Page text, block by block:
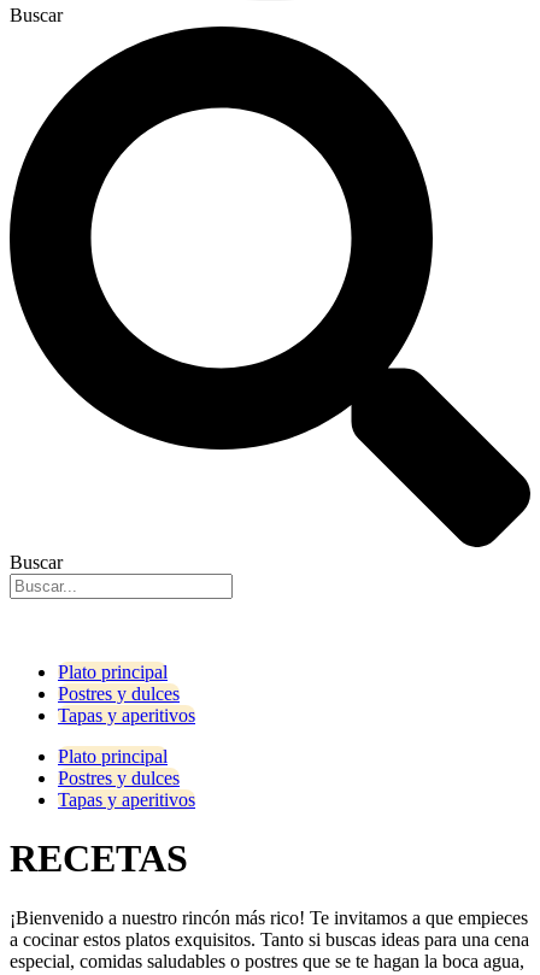
Buscar
Buscar
Plato principal
Postres y dulces
Tapas y aperitivos
Plato principal
Postres y dulces
Tapas y aperitivos
RECETAS
¡Bienvenido a nuestro rincón más rico! Te invitamos a que empieces
a cocinar estos platos exquisitos. Tanto si buscas ideas para una cena
especial, comidas saludables o postres que se te hagan la boca agua,